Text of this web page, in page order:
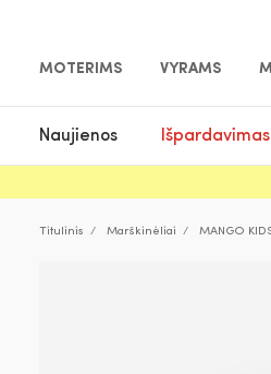
MOTERIMS VYRAMS
Naujienos Išpardavimas
Titulinis Marškinėliai MANGO